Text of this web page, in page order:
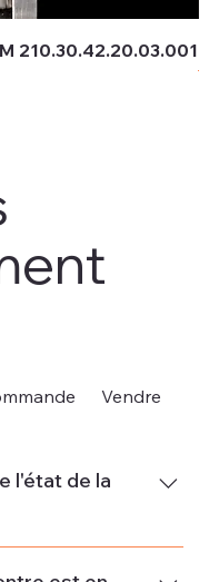
210.30.42.20.03.001
Vendre
l'état de la
présente aucun signe